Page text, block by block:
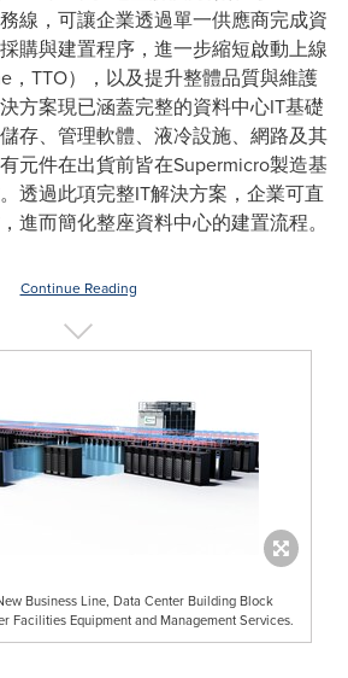
線，可讓企業透過單一供應商完成資
購與建置程序，進一步縮短啟動上線
，TTO），以及提升整體品質與維護
方案現已涵蓋完整的資料中心IT基礎
存、管理軟體、液冷設施、網路及其
元件在出貨前皆在Supermicro製造基
透過此項完整IT解決方案，企業可直
進而簡化整座資料中心的建置流程。
Continue Reading
Business Line, Data Center Building Block
Facilities Equipment and Management Services.